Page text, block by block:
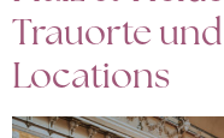
Trauorte
Locations